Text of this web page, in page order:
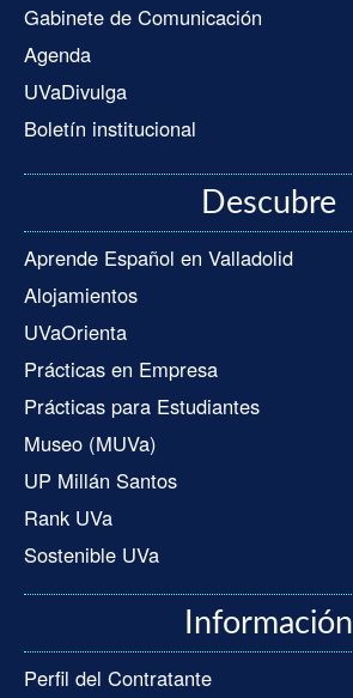
Gabinete de Comunicación
Agenda
UVaDivulga
Boletín institucional
Descubre
Aprende Español en Valladolid
Alojamientos
UVaOrienta
Prácticas en Empresa
Prácticas para Estudiantes
Museo (MUVa)
UP Millán Santos
Rank UVa
Sostenible UVa
Información
Perfil del Contratante